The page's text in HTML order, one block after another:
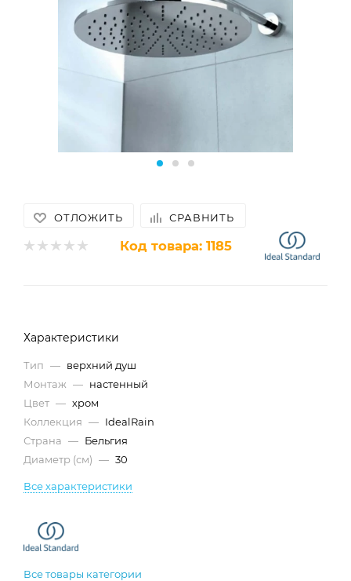
ОТЛОЖИТЬ СРАВНИТЬ
Код товара: 1185
Характеристики
Тип — верхний душ
Монтаж — настенный
Цвет — хром
Коллекция — IdealRain
Страна — Бельгия
Диаметр (см) — 30
Все характеристики
Все товары категории